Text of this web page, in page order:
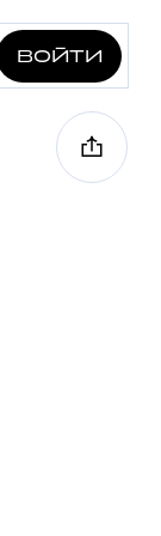
войти